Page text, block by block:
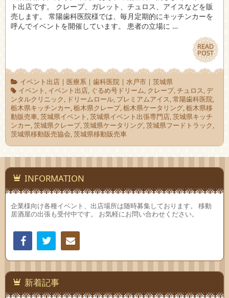
ト出店です。 クレープ、ガレット、チュロス、アイスなどを販
売します。 常陽歯科医院様では、毎月定期的にキッチンカーを
呼んでイベントを開催しています。 患者の立場に …
READ
POST
READ
POST
イベント出店| 医療系| 歯科医院| 水戸市| 茨城県
イベント , イベント出店, ぐるめ号ドリーム, クレープ,チュロス, デ
ンタルクリニック, ドリームロール, プレミアムアイス,常陽歯科医院,
栃木県キッチンカー,栃木県クレープ,栃木県ケータリング,栃木県移
動販売車,茨城県イベント ,茨城県イベント出張専門店,茨城県キッチ
ンカー,茨城県クレープ,茨城県ケータリング,茨城県フードトラック,
茨城県移動販売協会,茨城県移動販売車
INFORMATION
企業様向け各種イベント、出店場所は随時募集しております。 移動
居酒屋の出張も受付中です。 お気軽にお問い合わせください。
Facebook
連絡
新着記事